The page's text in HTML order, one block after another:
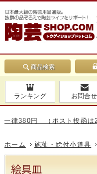
商品検索
ランキング お問合せ
380円 （ポスト投函は240
ホーム 施釉・絵付小道具